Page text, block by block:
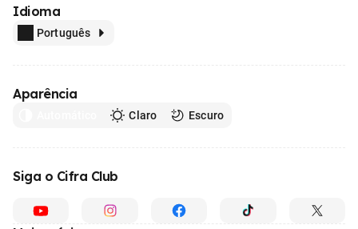
Idioma
Português
Aparência
Claro Escuro
Siga o Cifra Club